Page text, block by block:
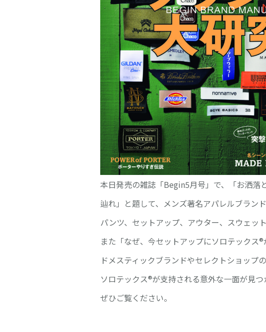
本日発売の雑誌「Begin5月号」で、「お洒落
辿れ」と題して、メンズ著名アパレルブラン
パンツ、セットアップ、アウター、スウェッ
また「なぜ、今セットアップにソロテックス
ドメスティックブランドやセレクトショップ
ソロテックス®が支持される意外な一面が見つ
ぜひご覧ください。